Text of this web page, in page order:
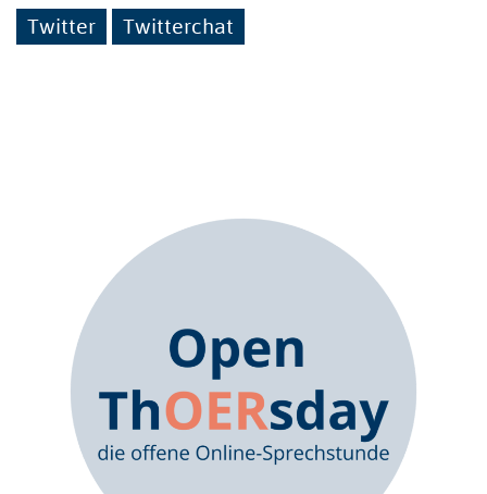
Twitter
Twitterchat